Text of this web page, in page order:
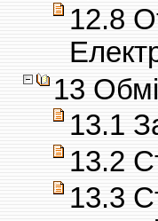
12.8
13
13.1
13.2
13.3